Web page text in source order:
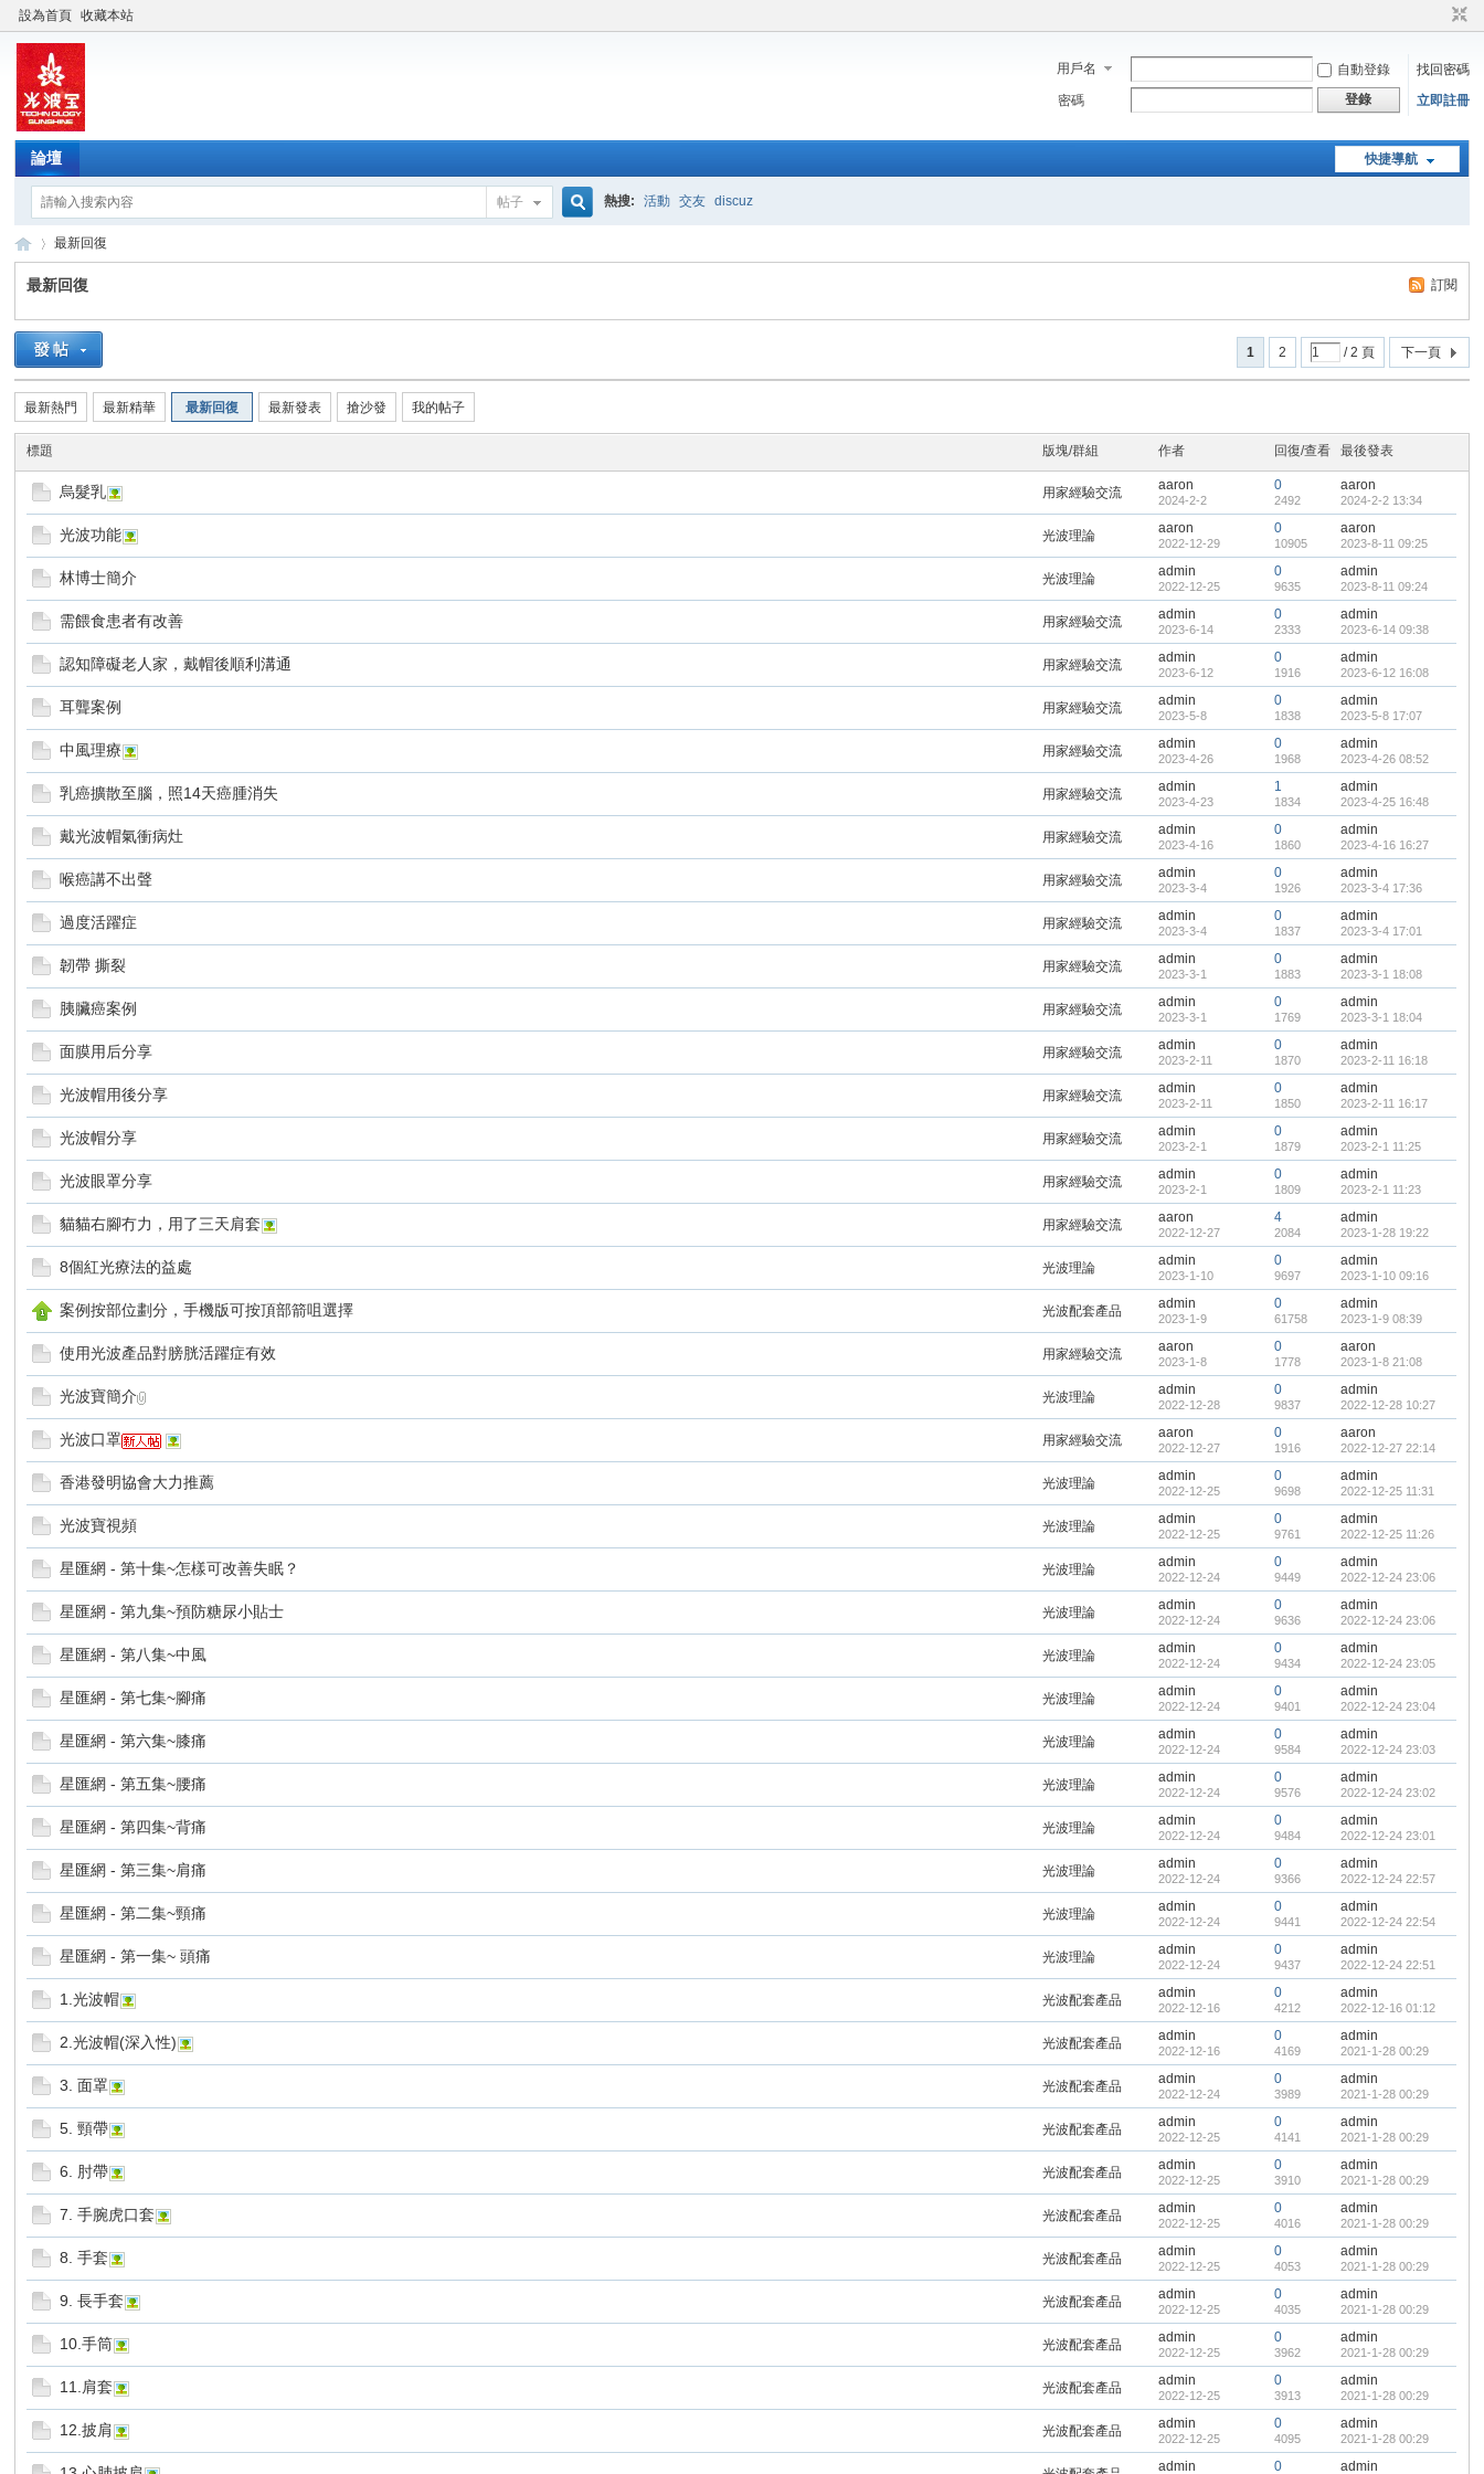
設為首頁 收藏本站
用戶名 自動登錄
找回密碼
密碼
登錄 立即註冊
快捷導航
論壇
帖子 熱搜: 活動 交友 discuz
光
波
›
最新回復
訂閱
最新回復
1 2 / 2 頁 下一頁
最新熱門 最新精華 最新回復 最新發表 搶沙發 我的帖子
標題 版塊/群組 作者 回復/查看 最後發表
烏髮乳 用家經驗交流 aaron
2024-2-2
0
2492
aaron
2024-2-2 13:34
光波功能 光波理論 aaron
2022-12-29
0
10905
aaron
2023-8-11 09:25
林博士簡介 光波理論 admin
2022-12-25
0
9635
admin
2023-8-11 09:24
需餵食患者有改善 用家經驗交流 admin
2023-6-14
0
2333
admin
2023-6-14 09:38
認知障礙老人家，戴帽後順利溝通 用家經驗交流 admin
2023-6-12
0
1916
admin
2023-6-12 16:08
耳聾案例 用家經驗交流 admin
2023-5-8
0
1838
admin
2023-5-8 17:07
中風理療 用家經驗交流 admin
2023-4-26
0
1968
admin
2023-4-26 08:52
乳癌擴散至腦，照14天癌腫消失 用家經驗交流 admin
2023-4-23
1
1834
admin
2023-4-25 16:48
戴光波帽氣衝病灶 用家經驗交流 admin
2023-4-16
0
1860
admin
2023-4-16 16:27
喉癌講不出聲 用家經驗交流 admin
2023-3-4
0
1926
admin
2023-3-4 17:36
過度活躍症 用家經驗交流 admin
2023-3-4
0
1837
admin
2023-3-4 17:01
韌帶 撕裂 用家經驗交流 admin
2023-3-1
0
1883
admin
2023-3-1 18:08
胰臟癌案例 用家經驗交流 admin
2023-3-1
0
1769
admin
2023-3-1 18:04
面膜用后分享 用家經驗交流 admin
2023-2-11
0
1870
admin
2023-2-11 16:18
光波帽用後分享 用家經驗交流 admin
2023-2-11
0
1850
admin
2023-2-11 16:17
光波帽分享 用家經驗交流 admin
2023-2-1
0
1879
admin
2023-2-1 11:25
光波眼罩分享 用家經驗交流 admin
2023-2-1
0
1809
admin
2023-2-1 11:23
貓貓右腳冇力，用了三天肩套 用家經驗交流 aaron
2022-12-27
4
2084
admin
2023-1-28 19:22
8個紅光療法的益處 光波理論 admin
2023-1-10
0
9697
admin
2023-1-10 09:16
案例按部位劃分，手機版可按頂部箭咀選擇 光波配套產品 admin
2023-1-9
0
61758
admin
2023-1-9 08:39
使用光波產品對膀胱活躍症有效 用家經驗交流 aaron
2023-1-8
0
1778
aaron
2023-1-8 21:08
光波寶簡介 光波理論 admin
2022-12-28
0
9837
admin
2022-12-28 10:27
光波口罩 用家經驗交流 aaron
2022-12-27
0
1916
aaron
2022-12-27 22:14
香港發明協會大力推薦 光波理論 admin
2022-12-25
0
9698
admin
2022-12-25 11:31
光波寶視頻 光波理論 admin
2022-12-25
0
9761
admin
2022-12-25 11:26
星匯網 - 第十集~怎樣可改善失眠？ 光波理論 admin
2022-12-24
0
9449
admin
2022-12-24 23:06
星匯網 - 第九集~預防糖尿小貼士 光波理論 admin
2022-12-24
0
9636
admin
2022-12-24 23:06
星匯網 - 第八集~中風 光波理論 admin
2022-12-24
0
9434
admin
2022-12-24 23:05
星匯網 - 第七集~腳痛 光波理論 admin
2022-12-24
0
9401
admin
2022-12-24 23:04
星匯網 - 第六集~膝痛 光波理論 admin
2022-12-24
0
9584
admin
2022-12-24 23:03
星匯網 - 第五集~腰痛 光波理論 admin
2022-12-24
0
9576
admin
2022-12-24 23:02
星匯網 - 第四集~背痛 光波理論 admin
2022-12-24
0
9484
admin
2022-12-24 23:01
星匯網 - 第三集~肩痛 光波理論 admin
2022-12-24
0
9366
admin
2022-12-24 22:57
星匯網 - 第二集~頸痛 光波理論 admin
2022-12-24
0
9441
admin
2022-12-24 22:54
星匯網 - 第一集~ 頭痛 光波理論 admin
2022-12-24
0
9437
admin
2022-12-24 22:51
1.光波帽 光波配套產品 admin
2022-12-16
0
4212
admin
2022-12-16 01:12
2.光波帽(深入性) 光波配套產品 admin
2022-12-16
0
4169
admin
2021-1-28 00:29
3. 面罩 光波配套產品 admin
2022-12-24
0
3989
admin
2021-1-28 00:29
5. 頸帶 光波配套產品 admin
2022-12-25
0
4141
admin
2021-1-28 00:29
6. 肘帶 光波配套產品 admin
2022-12-25
0
3910
admin
2021-1-28 00:29
7. 手腕虎口套 光波配套產品 admin
2022-12-25
0
4016
admin
2021-1-28 00:29
8. 手套 光波配套產品 admin
2022-12-25
0
4053
admin
2021-1-28 00:29
9. 長手套 光波配套產品 admin
2022-12-25
0
4035
admin
2021-1-28 00:29
10.手筒 光波配套產品 admin
2022-12-25
0
3962
admin
2021-1-28 00:29
11.肩套 光波配套產品 admin
2022-12-25
0
3913
admin
2021-1-28 00:29
12.披肩 光波配套產品 admin
2022-12-25
0
4095
admin
2021-1-28 00:29
admin 0 admin